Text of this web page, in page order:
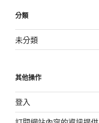
分類
未分類
其他操作
登入